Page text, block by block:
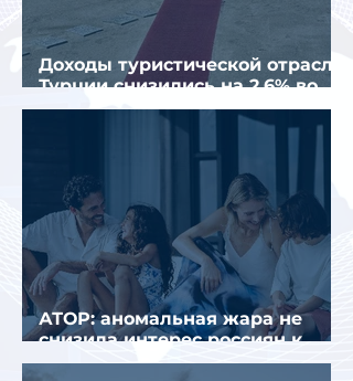
Доходы туристической отрасли
Турции снизились на 2,6% во
втором квартале 2026 года
АТОР: аномальная жара не
снизила интерес россиян к
летнему отдыху в Европе